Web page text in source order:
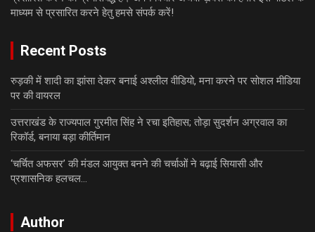
माध्यम से प्रसारित करने हेतु हमसे संपर्क करें!
Recent Posts
रुड़की में शादी का झांसा देकर बनाई अश्लील वीडियो, मना करने पर सोशल मीडिया
पर की वायरल
उत्तराखंड के राज्यपाल गुरमीत सिंह ने रचा इतिहास; तोड़ा सुदर्शन अग्रवाल का
रिकॉर्ड, बनाया बड़ा कीर्तिमान
‘चर्चित अफसर’ की मंडल आयुक्त बनने की चर्चाओं ने बढ़ाई सियासी और
प्रशासनिक हलचल…
Author